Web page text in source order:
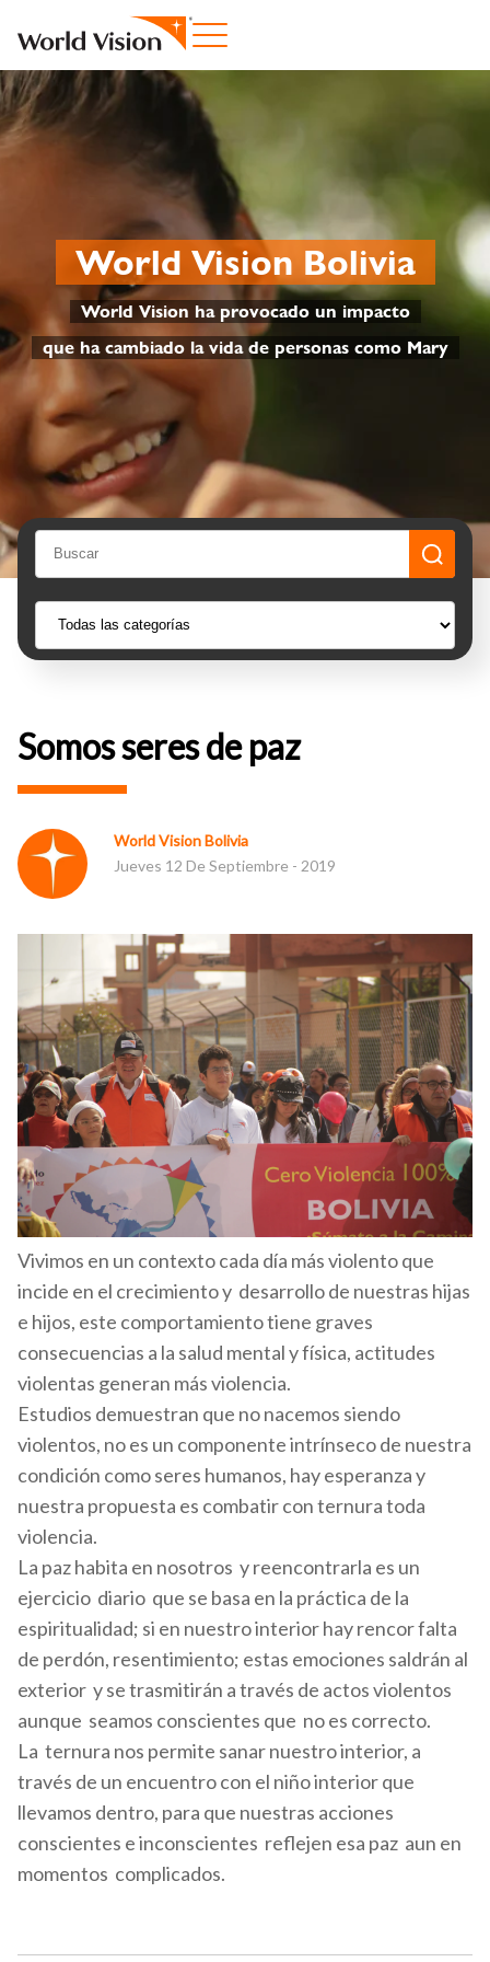
World Vision Bolivia
World Vision ha provocado un impacto
que ha cambiado la vida de personas como Mary
Somos seres de paz
World Vision Bolivia
Jueves 12 De Septiembre - 2019
Vivimos en un contexto cada día más violento que
incide en el crecimiento y desarrollo de nuestras hijas
e hijos, este comportamiento tiene graves
consecuencias a la salud mental y física, actitudes
violentas generan más violencia.
Estudios demuestran que no nacemos siendo
violentos, no es un componente intrínseco de nuestra
condición como seres humanos, hay esperanza y
nuestra propuesta es combatir con ternura toda
violencia.
La paz habita en nosotros y reencontrarla es un
ejercicio diario que se basa en la práctica de la
espiritualidad; si en nuestro interior hay rencor falta
de perdón, resentimiento; estas emociones saldrán al
exterior y se trasmitirán a través de actos violentos
aunque seamos conscientes que no es correcto.
La ternura nos permite sanar nuestro interior, a
través de un encuentro con el niño interior que
llevamos dentro, para que nuestras acciones
conscientes e inconscientes reflejen esa paz aun en
momentos complicados.